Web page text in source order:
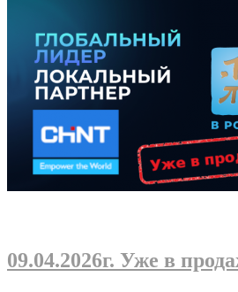
09.04.2026г. Уже в